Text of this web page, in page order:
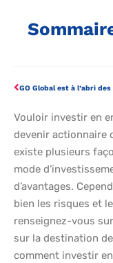
GO Global est à l’abri
Vouloir investir en
devenir actionnaire
existe plusieurs
mode
d’avantages.
bien les risques et
renseignez-vous
sur la destination
comment investir